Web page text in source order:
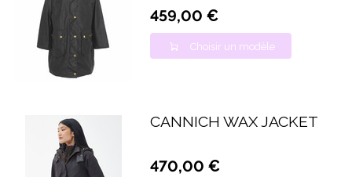
459,00 €
Choisir un modèle
CANNICH WAX JACKET
470,00 €